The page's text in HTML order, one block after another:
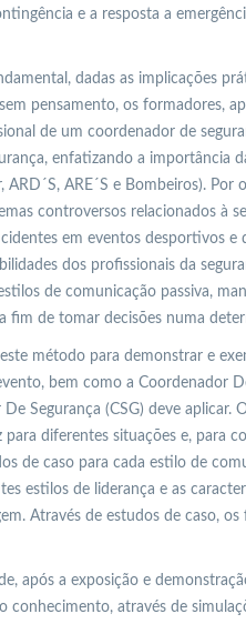
e a resposta a
dadas as implicações
pensamento, os formadores,
de um coordenador de
enfatizando a importância
ARE´S e Bombeiros).
controversos relacionados à
em eventos desportivos e
dos profissionais da
de comunicação passiva,
fim de tomar decisões numa
método para demonstrar e
bem como a Coordenador
Segurança (CSG) deve aplicar.
diferentes situações e, para
de caso para cada estilo de
estilos de liderança e as
Através de estudos de caso,
após a exposição e
através de